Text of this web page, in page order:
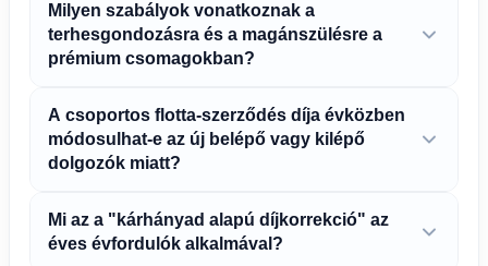
Milyen szabályok vonatkoznak a
terhesgondozásra és a magánszülésre a
prémium csomagokban?
A csoportos flotta-szerződés díja évközben
módosulhat-e az új belépő vagy kilépő
dolgozók miatt?
Mi az a "kárhányad alapú díjkorrekció" az
éves évfordulók alkalmával?